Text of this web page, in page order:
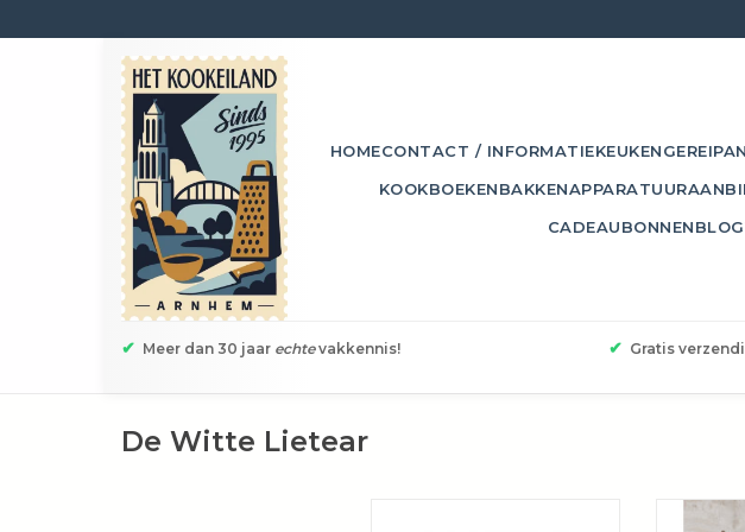
HOMECONTACT / INFORMATIEKEUKENGEREI
KOOKBOEKENBAKKENAPPARATUUR
CADEAUBONNENBLOG
✔ Meer dan 30 jaar echtevakkennis! ✔ Gratis
De Witte Lietear
Theedoek